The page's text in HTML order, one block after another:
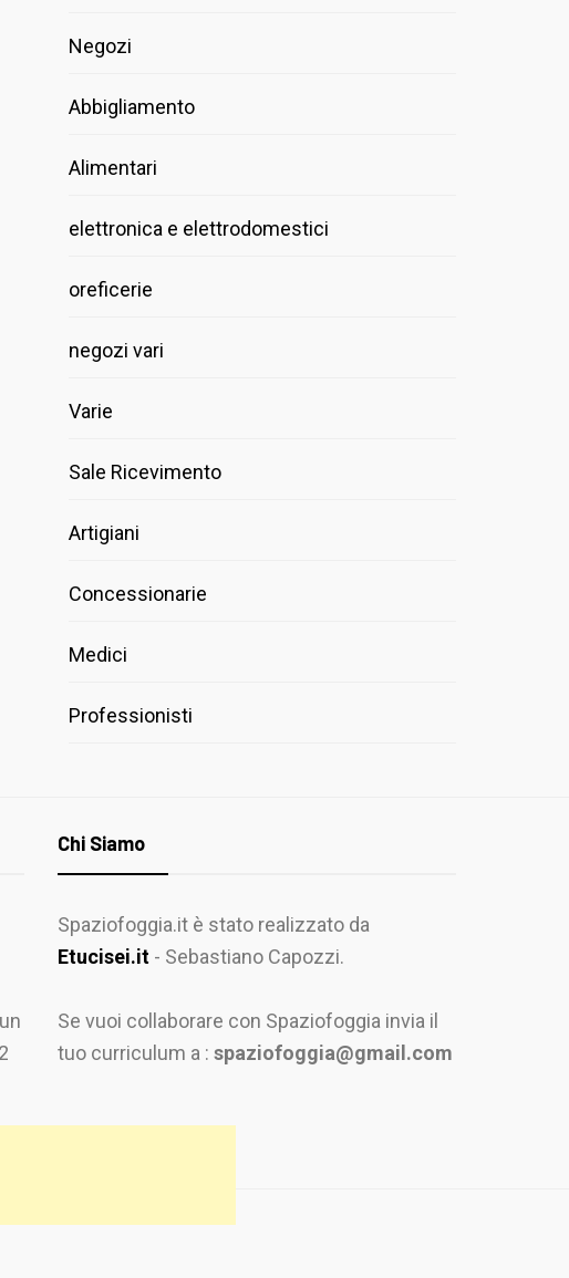
Negozi
Abbigliamento
Alimentari
elettronica e elettrodomestici
oreficerie
negozi vari
Varie
Sale Ricevimento
Artigiani
Concessionarie
Medici
Professionisti
Chi Siamo
Spaziofoggia.it è stato realizzato da
Etucisei.it - Sebastiano Capozzi.
Se vuoi collaborare con Spaziofoggia invia il
tuo curriculum a : spaziofoggia@gmail.com